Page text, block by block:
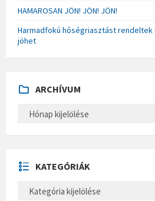
HAMAROSAN JÖN! JÖN! JÖN!
Harmadfokú hőségriasztást rendeltek
jöhet
ARCHÍVUM
H
U
M
KATEGÓRIÁK